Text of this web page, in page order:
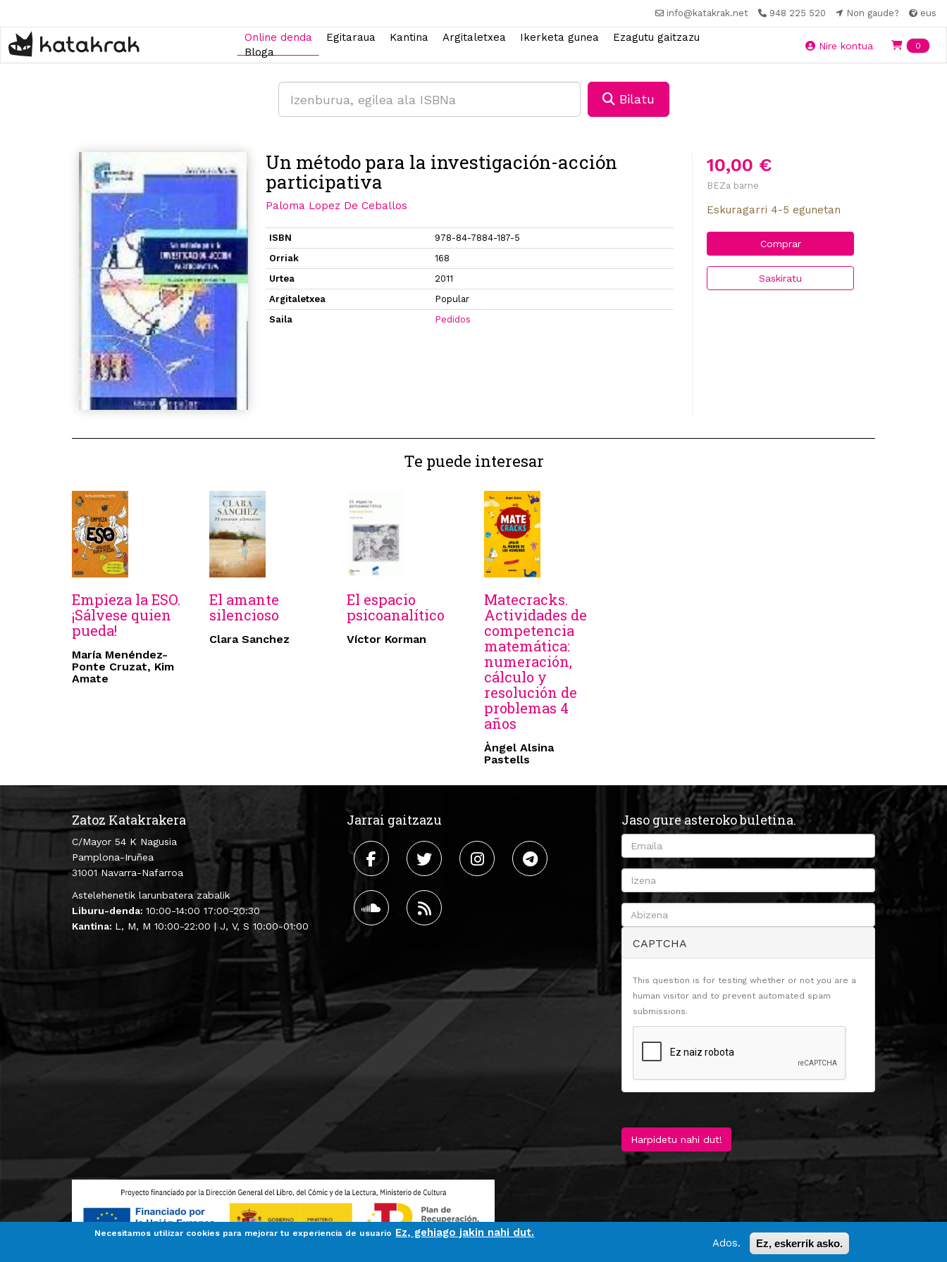
main
content
info@katakrak.net 948 225 520 Non gaude? eus
Online denda Egitaraua Kantina Argitaletxea Ikerketa gunea
Ezagutu gaitzazu
Bloga
Nire kontua 0
Bilatu
10,00 €
BEZa barne
Eskuragarri 4-5 egunetan
Comprar
Saskiratu
Un método para la investigación-acción
participativa
Paloma Lopez De Ceballos
ISBN
978-84-7884-187-5
Orriak
168
Urtea
2011
Argitaletxea
Popular
Saila
Pedidos
Te puede interesar
Empieza la ESO.
¡Sálvese quien
pueda!
María Menéndez-
Ponte Cruzat, Kim
Amate
El amante
silencioso
Clara Sanchez
El espacio
psicoanalítico
Víctor Korman
Matecracks.
Actividades de
competencia
matemática:
numeración,
cálculo y
resolución de
problemas 4
años
Àngel Alsina
Pastells
Zatoz Katakrakera
C/Mayor 54 K Nagusia
Pamplona-Iruñea
31001 Navarra-Nafarroa
Astelehenetik larunbatera zabalik
Liburu-denda: 10:00-14:00 17:00-20:30
Kantina: L, M, M 10:00-22:00 | J, V, S 10:00-01:00
Jarrai gaitzazu Jaso gure asteroko buletina.
CAPTCHA
This question is for testing whether or not you are a
human visitor and to prevent automated spam
submissions.
Harpidetu nahi dut!
Necesitamos utilizar cookies para mejorar tu experiencia de usuario Ez, gehiago jakin nahi dut.
Ados.
Ez, eskerrik asko.